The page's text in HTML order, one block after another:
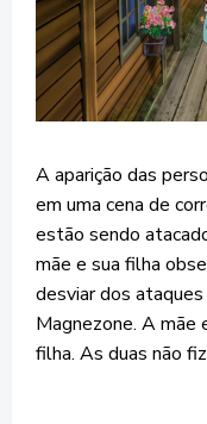
A aparição das
em uma cena de
estão sendo
mãe e sua filha
desviar dos
Magnezone. A mãe
filha. As duas não